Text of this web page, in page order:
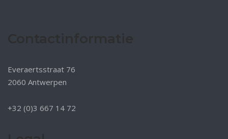
Everaertsstraat 76
2060 Antwerpen
+32 (0)3 667 14 72